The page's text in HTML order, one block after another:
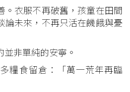
服不再破舊，孩童在田間
論未來，不再只活在饑餓與憂
非單純的安寧。
食留倉：「萬一荒年再臨